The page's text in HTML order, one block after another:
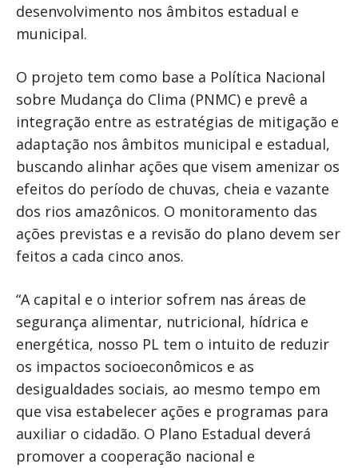
desenvolvimento nos âmbitos estadual e
municipal.
O projeto tem como base a Política Nacional
sobre Mudança do Clima (PNMC) e prevê a
integração entre as estratégias de mitigação e
adaptação nos âmbitos municipal e estadual,
buscando alinhar ações que visem amenizar os
efeitos do período de chuvas, cheia e vazante
dos rios amazônicos. O monitoramento das
ações previstas e a revisão do plano devem ser
feitos a cada cinco anos.
“A capital e o interior sofrem nas áreas de
segurança alimentar, nutricional, hídrica e
energética, nosso PL tem o intuito de reduzir
os impactos socioeconômicos e as
desigualdades sociais, ao mesmo tempo em
que visa estabelecer ações e programas para
auxiliar o cidadão. O Plano Estadual deverá
promover a cooperação nacional e